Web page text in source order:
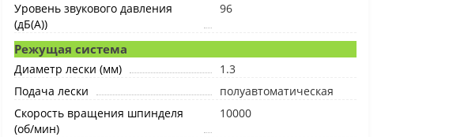
Уровень звукового давления
(дБ(А))
96
Режущая система
Диаметр лески (мм)
1.3
Подача лески
полуавтоматическая
Скорость вращения шпинделя
(об/мин)
10000